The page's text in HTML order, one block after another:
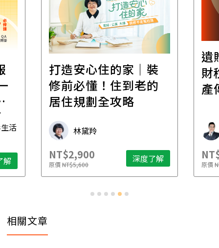
活
解
打造安心住的家｜裝
修前必懂！住到老的
居住規劃全攻略
林黛羚
NT$2,900
原價NT$5,600 深度了解
遺
財
產
原價
相關文章